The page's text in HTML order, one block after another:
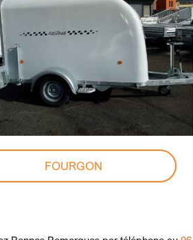
FOURGON